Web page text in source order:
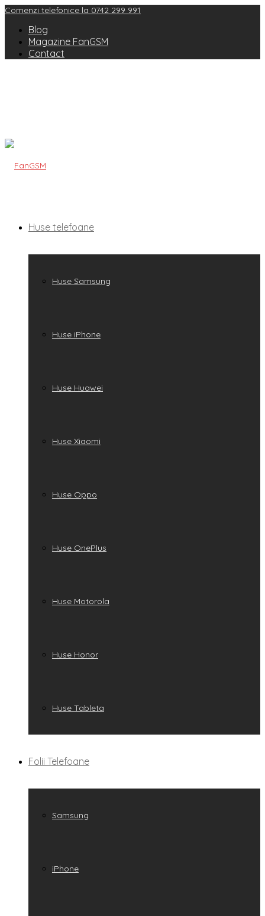
Comenzi telefonice la 0742 299 991
Blog
Magazine FanGSM
Contact
Huse telefoane
Huse Samsung
Huse iPhone
Huse Huawei
Huse Xiaomi
Huse Oppo
Huse OnePlus
Huse Motorola
Huse Honor
Huse Tableta
Folii Telefoane
Samsung
iPhone